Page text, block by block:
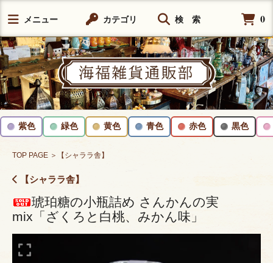
メニュー カテゴリ 検 索 0
紫色 緑色 黄色 青色 赤色 黒色
TOP PAGE ＞【シャララ舎】
【シャララ舎】
琥珀糖の小瓶詰め さんかんの実
mix「ざくろと白桃、みかん味」